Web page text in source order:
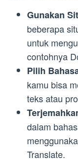
Gunakan
beberapa
untuk
contohnya
Pilih
kamu bisa
teks atau
dalam
Translate.